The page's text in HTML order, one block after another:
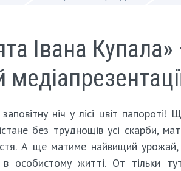
Івана Купала»
ніч у лісі цвіт
без труднощів усі скарби,
А ще матиме найвищий
особистому житті. От тільки